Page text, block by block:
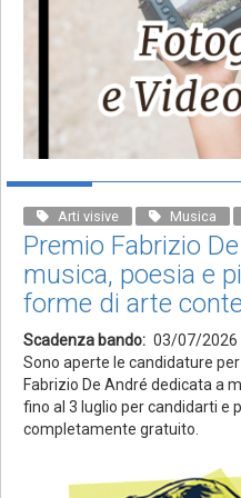
Arti visive Musica
Premio Fabrizio
musica, poesia e
forme di arte
Scadenza bando
03/07/2026
Sono aperte le candidature
Fabrizio De André dedicata a
fino al 3 luglio per candidarti e
completamente gratuito.